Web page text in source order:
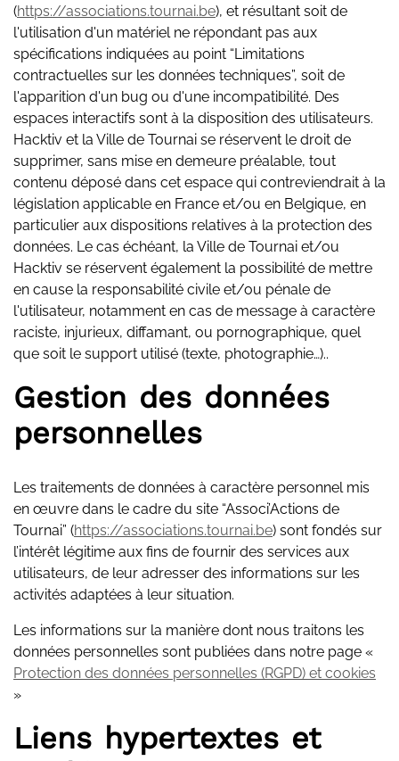
(https://associations.tournai.be), et résultant soit de
l'utilisation d'un matériel ne répondant pas aux
spécifications indiquées au point “Limitations
contractuelles sur les données techniques”, soit de
l'apparition d'un bug ou d'une incompatibilité. Des
espaces interactifs sont à la disposition des utilisateurs.
Hacktiv et la Ville de Tournai se réservent le droit de
supprimer, sans mise en demeure préalable, tout
contenu déposé dans cet espace qui contreviendrait à la
législation applicable en France et/ou en Belgique, en
particulier aux dispositions relatives à la protection des
données. Le cas échéant, la Ville de Tournai et/ou
Hacktiv se réservent également la possibilité de mettre
en cause la responsabilité civile et/ou pénale de
l'utilisateur, notamment en cas de message à caractère
raciste, injurieux, diffamant, ou pornographique, quel
que soit le support utilisé (texte, photographie…)..
Gestion des données
personnelles
Les traitements de données à caractère personnel mis
en œuvre dans le cadre du site “Associ’Actions de
Tournai” (https://associations.tournai.be) sont fondés sur
l’intérêt légitime aux fins de fournir des services aux
utilisateurs, de leur adresser des informations sur les
activités adaptées à leur situation.
Les informations sur la manière dont nous traitons les
données personnelles sont publiées dans notre page «
Protection des données personnelles (RGPD) et cookies
»
Liens hypertextes et